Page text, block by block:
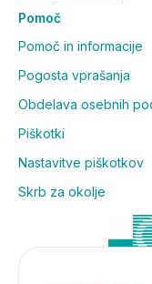
Pomoč
Pomoč in informacije
Pogosta vprašanja
Obdelava osebnih
Piškotki
Nastavitve piškotkov
Skrb za okolje